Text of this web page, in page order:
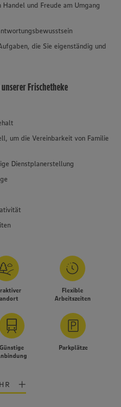
und Freude am Umgang
die Sie eigenständig und
Frischetheke
um die Vereinbarkeit von Familie
Dienstplanerstellung
Flexible
Arbeitszeiten
Günstige
Parkplätze